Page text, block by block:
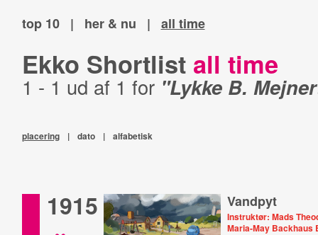
top 10 | her & nu | all time
Ekko Shortlist all time
1 - 1 ud af 1 for "Lykke B.
placering | dato | alfabetisk
1915 Vandpyt
Instruktør: Mads
Maria-May Backhaus